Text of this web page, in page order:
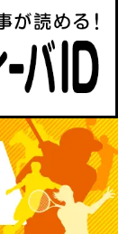
根駅伝
2026
渡辺康幸が分析する上位校候補
青山学院大学がやっぱり強い
「
央大学は特に